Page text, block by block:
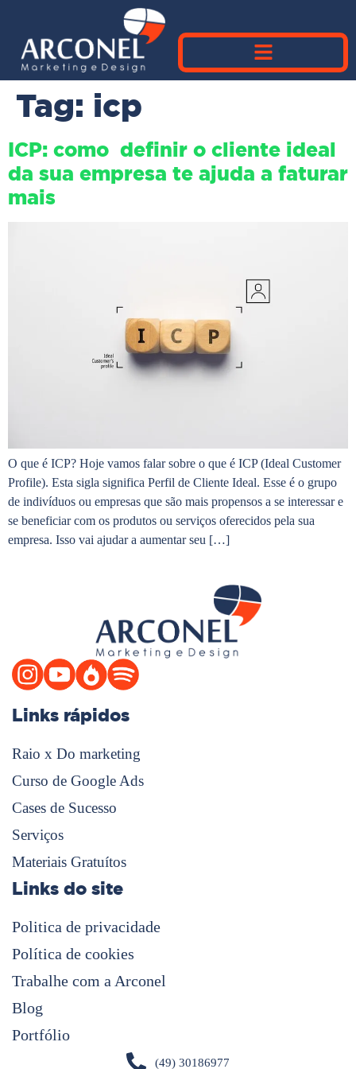
Tag: icp
ICP: como definir o cliente ideal
da sua empresa te ajuda a faturar
mais
O que é ICP? Hoje vamos falar sobre o que é ICP (Ideal Customer
Profile). Esta sigla significa Perfil de Cliente Ideal. Esse é o grupo
de indivíduos ou empresas que são mais propensos a se interessar e
se beneficiar com os produtos ou serviços oferecidos pela sua
empresa. Isso vai ajudar a aumentar seu […]
Links rápidos
Raio x Do marketing
Curso de Google Ads
Cases de Sucesso
Serviços
Materiais Gratuítos
Links do site
Politica de privacidade
Política de cookies
Trabalhe com a Arconel
Blog
Portfólio
(49) 30186977